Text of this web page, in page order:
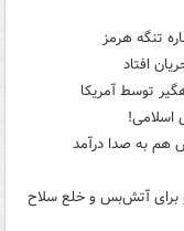
تنگه هرمز
افتاد
توسط آمریکا
اسلامی!
هم به صدا درآمد
برای آتش‌بس و خلع سلاح